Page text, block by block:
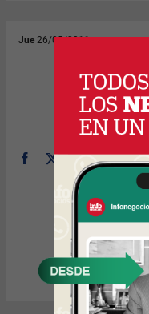
Jue 26/05/2011